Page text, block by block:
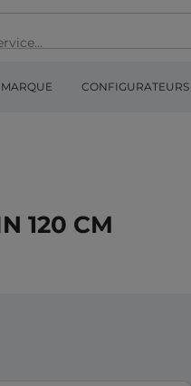
MARQUE CONFIGURATEURS
120 CM